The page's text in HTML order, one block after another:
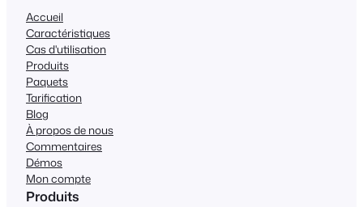
Accueil
Caractéristiques
Cas d'utilisation
Produits
Paquets
Tarification
Blog
À propos de nous
Commentaires
Démos
Mon compte
Produits